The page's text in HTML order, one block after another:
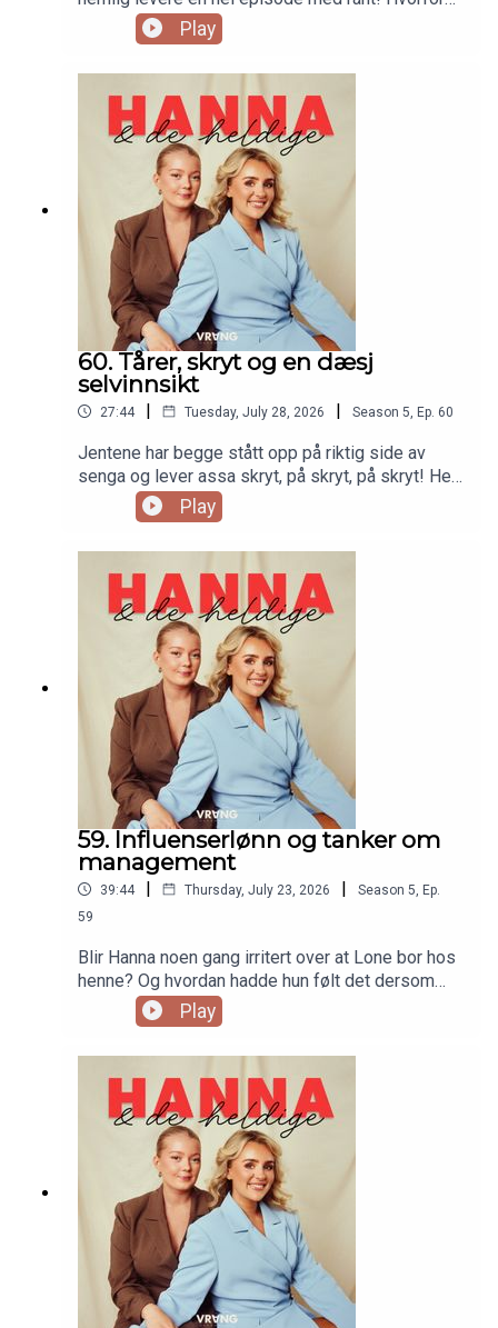
slipper menn så billig unna? Hva skal til for å kalle
seg «ekspert» i sosiale medier? Hvorfor har Lone
usikker på om hun kan si sin rant høyt…
Play
60. Tårer, skryt og en dæsj
selvinnsikt
27:44 | Tuesday, July 28, 2026 | Season 5 Ep. 60
Jentene har begge stått opp på riktig side av
senga og lever assa skryt, på skryt, på skryt! Her
skrytes det til tårer og glede, og særdeles
forfriskende med en slik Lone, eller?
Play
59. Influenserlønn og tanker om
management
39:44 | Thursday, July 23, 2026 | Season 5 Ep.
59
Blir Hanna noen gang irritert over at Lone bor hos
henne? Og hvordan hadde hun følt det dersom
Tomas ikke ville hatt flere barn? Hanna OG Lone
deler fra sexlivet, og hva de får i lønn i måneden.
skal rangere i blinde! Blant annet andre duoer,
influensermanagements og skandaler i bransjen!
Play